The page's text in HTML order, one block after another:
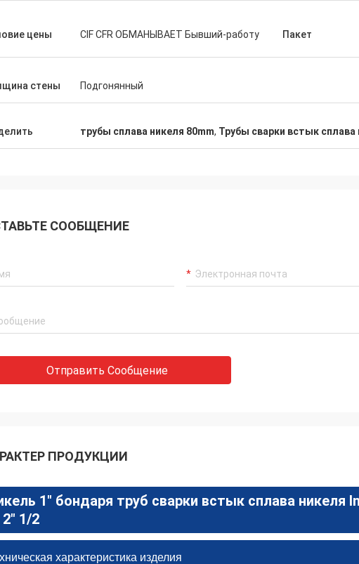
цены CIF CFR ОБМАНЫВАЕТ Бывший-работу Пакет
стены Подгонянный
трубы сплава никеля 80mm, Трубы сварки встык сплава
СООБЩЕНИЕ
Отправить Сообщение
ПРОДУКЦИИ
1" бондаря труб сварки встык сплава никеля
2" 1/2
характеристика изделия